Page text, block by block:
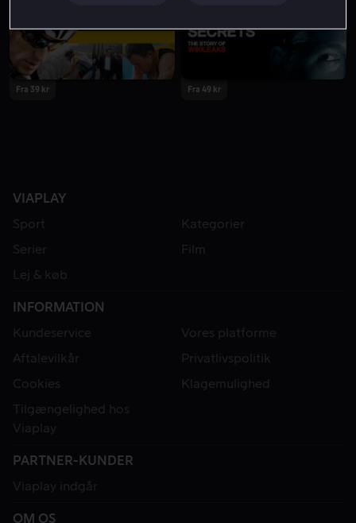
Fra 39 kr Fra 49 kr
VIAPLAY
Sport
Kategorier
Serier
Film
Lej & køb
INFORMATION
Kundeservice
Vores platforme
Aftalevilkår
Privatlivspolitik
Cookies
Klagemulighed
Tilgængelighed hos
Viaplay
PARTNER-KUNDER
Viaplay indgår
OM OS